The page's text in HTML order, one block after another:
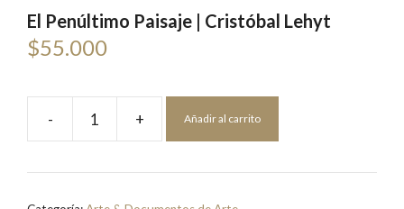
El Penúltimo Paisaje | Cristóbal Lehyt
$55.000
-
Paisaje
+ Añadir al carrito